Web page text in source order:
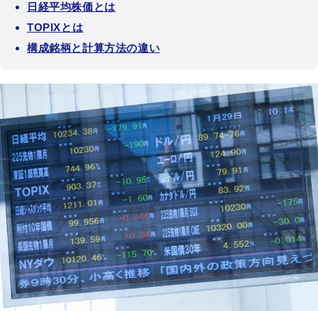
日経平均株価とは
TOPIXとは
構成銘柄と計算方法の違い